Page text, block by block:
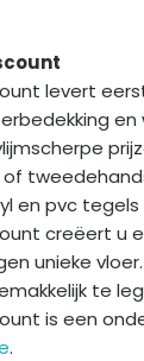
levert
en pvc tegels
creëert u
unieke
te
is een
.